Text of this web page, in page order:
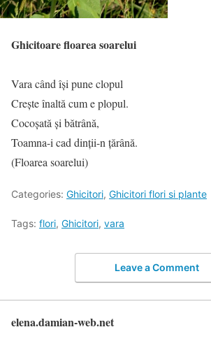
Ghicitoare floarea soarelui
Vara când îşi pune clopul
Creşte înaltă cum e plopul.
Cocoşată şi bătrână,
Toamna-i cad dinţii-n ţărână.
(Floarea soarelui)
Categories: Ghicitori, Ghicitori flori si plante
Tags: flori, Ghicitori, vara
Leave a Comment
elena.damian-web.net